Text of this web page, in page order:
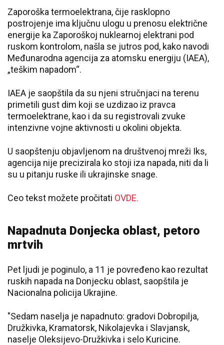
Zaporoška termoelektrana, čije rasklopno
postrojenje ima ključnu ulogu u prenosu električne
energije ka Zaporoškoj nuklearnoj elektrani pod
ruskom kontrolom, našla se jutros pod, kako navodi
Međunarodna agencija za atomsku energiju (IAEA),
„teškim napadom“.
IAEA je saopštila da su njeni stručnjaci na terenu
primetili gust dim koji se uzdizao iz pravca
termoelektrane, kao i da su registrovali zvuke
intenzivne vojne aktivnosti u okolini objekta.
U saopštenju objavljenom na društvenoj mreži Iks,
agencija nije precizirala ko stoji iza napada, niti da li
su u pitanju ruske ili ukrajinske snage.
Ceo tekst možete pročitati OVDE.
Napadnuta Donjecka oblast, petoro
mrtvih
Pet ljudi je poginulo, a 11 je povređeno kao rezultat
ruskih napada na Donjecku oblast, saopštila je
Nacionalna policija Ukrajine.
"Sedam naselja je napadnuto: gradovi Dobropilja,
Družkivka, Kramatorsk, Nikolajevka i Slavjansk,
naselje Oleksijevo-Družkivka i selo Kuricine.